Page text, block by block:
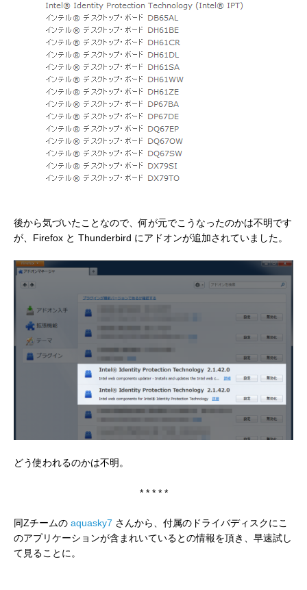
後から気づいたことなので、何が元でこうなったのかは不明です
が、Firefox と Thunderbird にアドオンが追加されていました。
どう使われるのかは不明。
* * * * *
同Zチームの aquasky7 さんから、付属のドライバディスクにこ
のアプリケーションが含まれいているとの情報を頂き、早速試し
て見ることに。